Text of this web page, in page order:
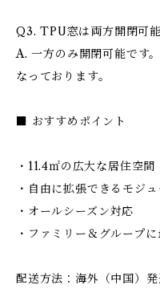
Q3. TPU窓は両方開閉可
A. 一方のみ開閉可能です
なっております。
■ おすすめポイント
・11.4㎡の広大な居住空間
・自由に拡張できるモジ
・オールシーズン対応
・ファミリー＆グループに
配送方法：海外（中国）